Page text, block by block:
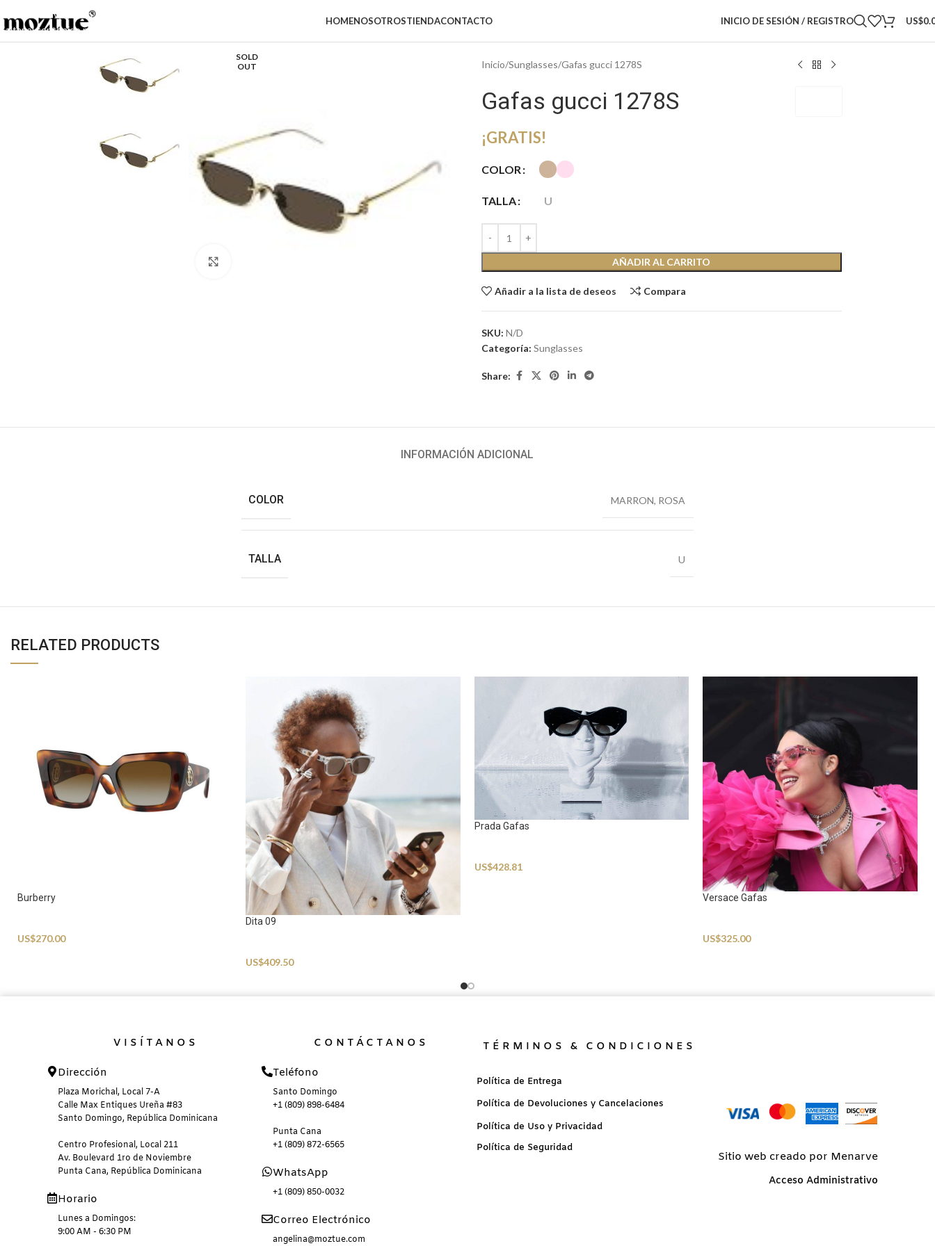
Saltar a la navegación
Saltar al contenido principal
HOMENOSOTROSTIENDACONTACTO INICIO DE SESIÓN / REGISTRO US$
SOLD
OUT
Inicio Sunglasses Gafas gucci 1278S
Gafas gucci 1278S
¡GRATIS!
COLOR
TALLA U
AÑADIR AL CARRITO
Añadir a la lista de deseos Compara
SKU: N/D
Categoría: Sunglasses
Share:
INFORMACIÓN ADICIONAL
COLOR MARRON, ROSA
TALLA U
RELATED PRODUCTS
Burberry
US$270.00
Dita 09
US$409.50
Prada Gafas
US$428.81
Versace Gafas
US$325.00
VISÍTANOS
Dirección
Plaza Morichal, Local 7-A
Calle Max Entiques Ureña #83
Santo Domingo, República Dominicana
Centro Profesional, Local 211
Av. Boulevard 1ro de Noviembre
Punta Cana, República Dominicana
Horario
Lunes a Domingos:
9:00 AM - 6:30 PM
CONTÁCTANOS
Teléfono
Santo Domingo
+1 (809) 898-6484
Punta Cana
+1 (809) 872-6565
WhatsApp
+1 (809) 850-0032
Correo Electrónico
angelina@moztue.com
TÉRMINOS & CONDICIONES
Política de Entrega
Política de Devoluciones y Cancelaciones
Política de Uso y Privacidad
Política de Seguridad
Sitio web creado por Menarve
Acceso Administrativo